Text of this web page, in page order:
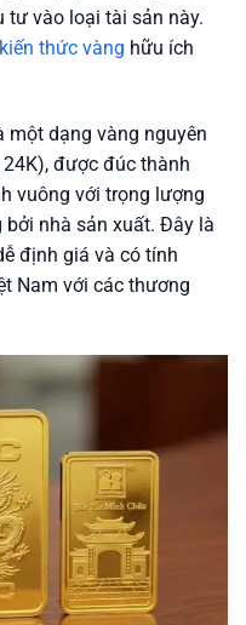
tư vào loại tài sản này.
kiến thức vàng hữu ích
một dạng vàng nguyên
được đúc thành
vuông với trọng lượng
nhà sản xuất. Đây là
định giá và có tính
Nam với các thương